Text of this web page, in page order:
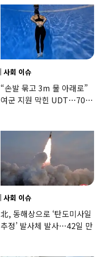
사회 이슈
“손발 묶고 3m 물 아래로”
여군 지원 막힌 UDT…707
사회 이슈
北, 동해상으로 ‘탄도미사일
추정’ 발사체 발사…42일 만